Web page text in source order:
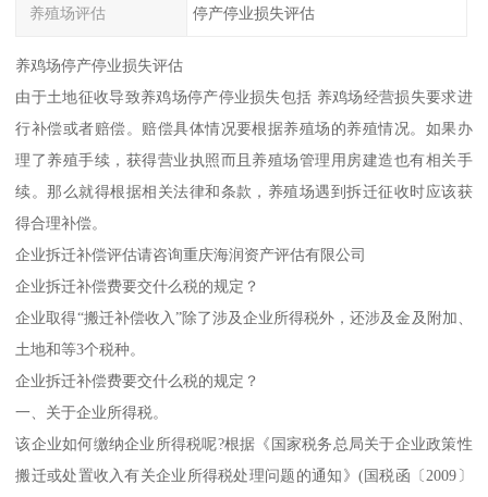
养殖场评估 停产停业损失评估
养鸡场停产停业损失评估
由于土地征收导致养鸡场停产停业损失包括 养鸡场经营损失要求进
行补偿或者赔偿。赔偿具体情况要根据养殖场的养殖情况。如果办
理了养殖手续，获得营业执照而且养殖场管理用房建造也有相关手
续。那么就得根据相关法律和条款，养殖场遇到拆迁征收时应该获
得合理补偿。
企业拆迁补偿评估请咨询重庆海润资产评估有限公司
企业拆迁补偿费要交什么税的规定？
企业取得“搬迁补偿收入”除了涉及企业所得税外，还涉及金及附加、
土地和等3个税种。
企业拆迁补偿费要交什么税的规定？
一、关于企业所得税。
该企业如何缴纳企业所得税呢?根据《国家税务总局关于企业政策性
搬迁或处置收入有关企业所得税处理问题的通知》(国税函〔2009〕